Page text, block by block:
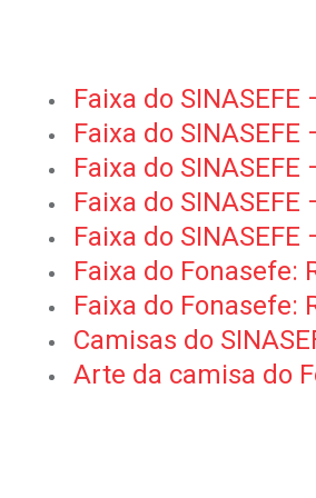
Faixa do
Faixa do
Faixa do
Faixa do
Faixa do
Faixa do Fonasefe:
Faixa do Fonasefe:
Camisas do
Arte da camisa do